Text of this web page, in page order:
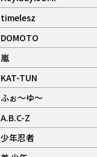
ギャラリー
記事
timelesz
記事
DOMOTO
記事
嵐
記事
KAT-TUN
記事
ふぉ～ゆ～
記事
A.B.C-Z
記事
ギャラリー
少年忍者
記事